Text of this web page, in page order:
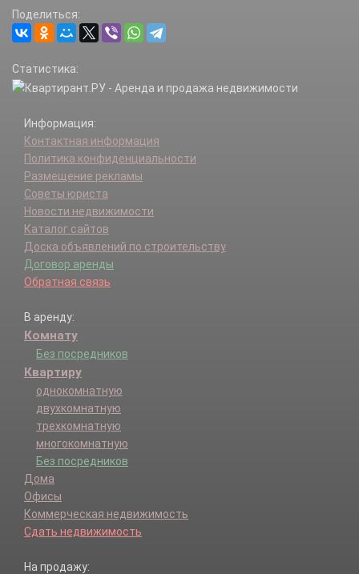
Поделиться:
Статистика:
Информация:
Контактная информация
Политика конфиденциальности
Размещение рекламы
Советы юриста
Новости недвижимости
Каталог сайтов
Доска объявлений по строительству
Договор аренды
Обратная связь
В аренду:
Комнату
Без посредников
Квартиру
однокомнатную
двухкомнатную
трехкомнатную
многокомнатную
Без посредников
Дома
Офисы
Коммерческая недвижимость
Сдать недвижимость
На продажу: